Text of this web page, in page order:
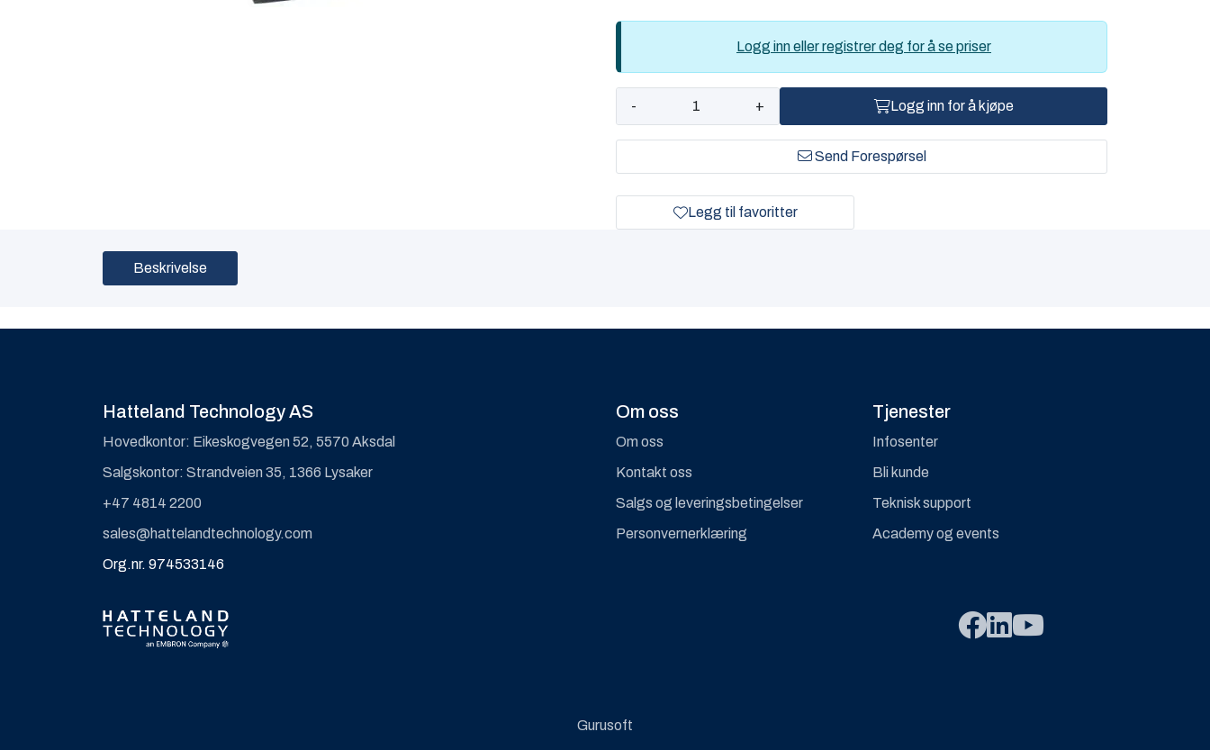
Logg inn eller registrer deg for å se priser
- + Logg inn for å kjøpe
Send Forespørsel
Legg til favoritter
Beskrivelse
Hatteland Technology AS
Hovedkontor: Eikeskogvegen 52, 5570 Aksdal
Salgskontor: Strandveien 35, 1366 Lysaker
+47 4814 2200
sales@hattelandtechnology.com
Org.nr. 974533146
Om oss
Om oss
Kontakt oss
Salgs og leveringsbetingelser
Personvernerklæring
Tjenester
Infosenter
Bli kunde
Teknisk support
Academy og events
Gurusoft